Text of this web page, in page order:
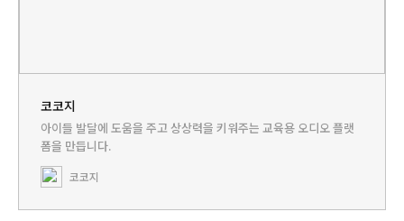
코코지
아이들 발달에 도움을 주고 상상력을 키워주는 교육용 오디오 플랫
폼을 만듭니다.
코코지